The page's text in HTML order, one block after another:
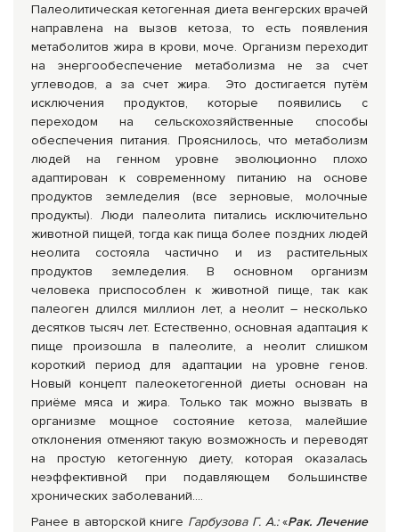
Палеолитическая кетогенная диета венгерских врачей
направлена на вызов кетоза, то есть появления
метаболитов жира в крови, моче. Организм переходит
на энергообеспечение метаболизма не за счет
углеводов, а за счет жира. Это достигается путём
исключения продуктов, которые появились с
переходом на сельскохозяйственные способы
обеспечения питания. Прояснилось, что метаболизм
людей на генном уровне эволюционно плохо
адаптирован к современному питанию на основе
продуктов земледелия (все зерновые, молочные
продукты). Люди палеолита питались исключительно
животной пищей, тогда как пища более поздних людей
неолита состояла частично и из растительных
продуктов земледелия. В основном организм
человека приспособлен к животной пище, так как
палеоген длился миллион лет, а неолит – несколько
десятков тысяч лет. Естественно, основная адаптация к
пище произошла в палеолите, а неолит слишком
короткий период для адаптации на уровне генов.
Новый концепт палеокетогенной диеты основан на
приёме мяса и жира. Только так можно вызвать в
организме мощное состояние кетоза, малейшие
отклонения отменяют такую возможность и переводят
на простую кетогенную диету, которая оказалась
неэффективной при подавляющем большинстве
хронических заболеваний....
Ранее в авторской книге Гарбузова Г. А.:«Рак. Лечение